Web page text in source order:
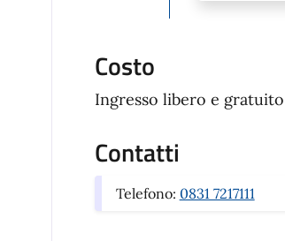
Costo
Ingresso libero e gratuito
Contatti
Telefono: 0831 7217111